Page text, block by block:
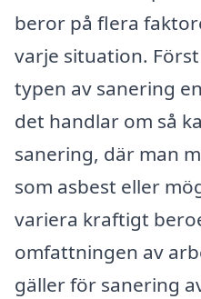
beror på flera
varje situation.
typen av sanering
det handlar om så
sanering, där man
som asbest eller
variera kraftigt
omfattningen av
gäller för sanering